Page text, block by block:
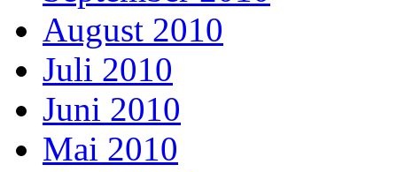
August 2010
Juli 2010
Juni 2010
Mai 2010